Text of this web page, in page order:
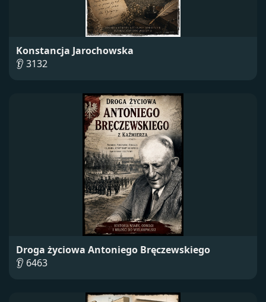
Konstancja Jarochowska
👂 3132
Droga życiowa Antoniego Bręczewskiego
👂 6463